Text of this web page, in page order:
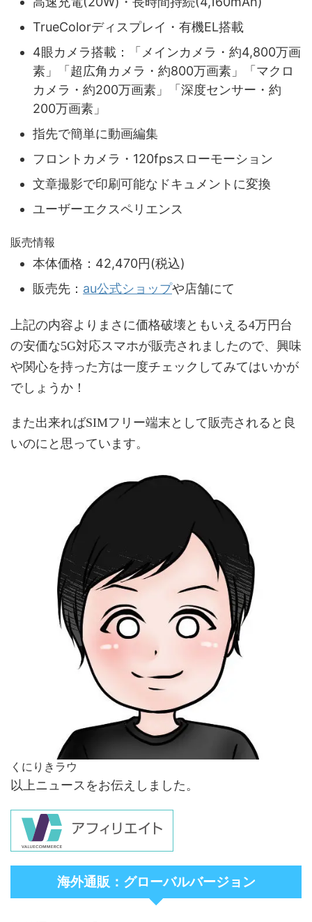
TrueColorディスプレイ・有機EL搭載
4眼カメラ搭載：「メインカメラ・約4,800万画
素」「超広角カメラ・約800万画素」「マクロ
カメラ・約200万画素」「深度センサー・約
200万画素」
指先で簡単に動画編集
フロントカメラ・120fpsスローモーション
文章撮影で印刷可能なドキュメントに変換
ユーザーエクスペリエンス
販売情報
本体価格：42,470円(税込)
販売先： au公式ショップや店舗にて
上記の内容よりまさに価格破壊ともいえる4万円台
の安価な5G対応スマホが販売されましたので、興味
や関心を持った方は一度チェックしてみてはいかが
でしょうか！
また出来ればSIMフリー端末として販売されると良
いのにと思っています。
くにりきラウ
以上ニュースをお伝えしました。
海外通販：グローバルバージョン